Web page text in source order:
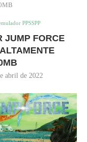
PPSSPP
JUMP FORCE
abril de 2022